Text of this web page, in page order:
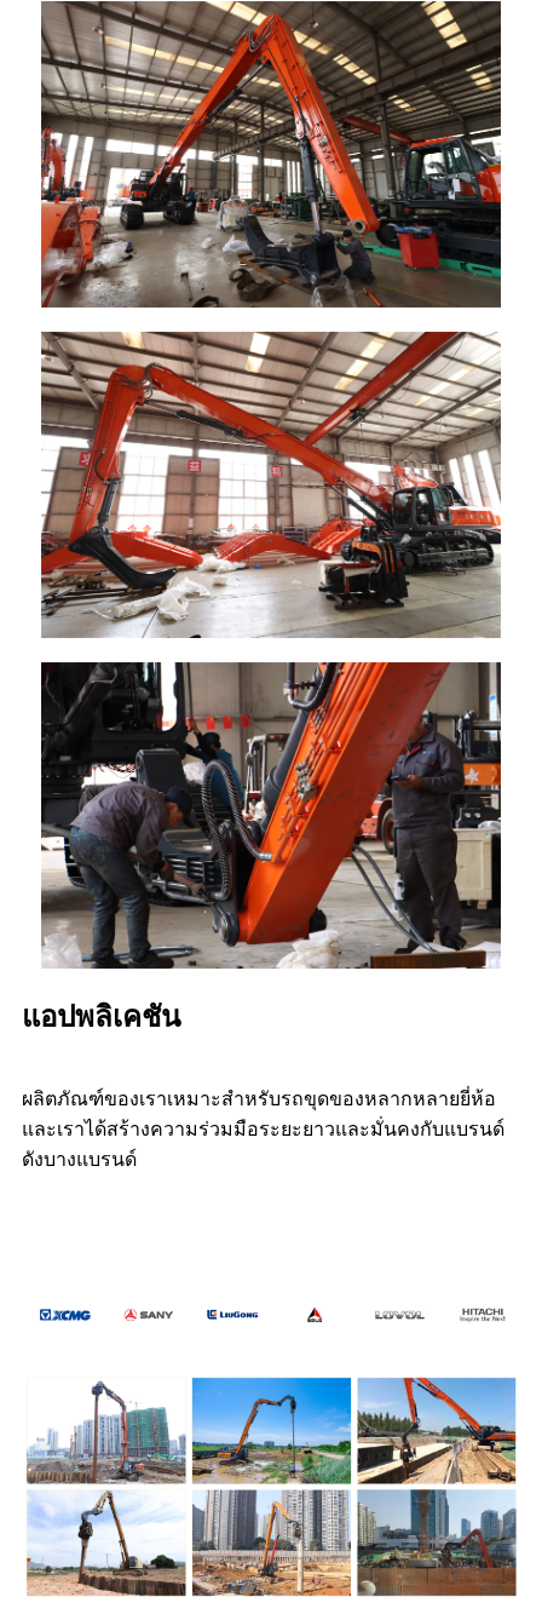
แอปพลิเคชัน
ผลิตภัณฑ์ของเราเหมาะสำหรับรถขุดของหลากหลายยี่ห้อ
และเราได้สร้างความร่วมมือระยะยาวและมั่นคงกับแบรนด์
ดังบางแบรนด์